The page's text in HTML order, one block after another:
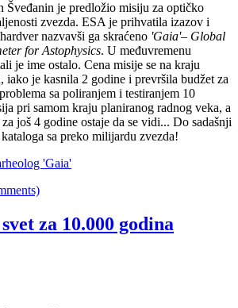
Šveđanin je predložio misiju za optičko
zvezda. ESA je prihvatila izazov i
nazvavši ga skraćeno 'Gaia'– Global
for Astophysics. U međuvremenu
je ime ostalo. Cena misije se na kraju
iako je kasnila 2 godine i prevršila budžet za
sa poliranjem i testiranjem 10
pri samom kraju planiranog radnog veka, a
još 4 godine ostaje da se vidi... Do sadašnji
sa preko milijardu zvezda!
'Gaia'
za 10.000 godina